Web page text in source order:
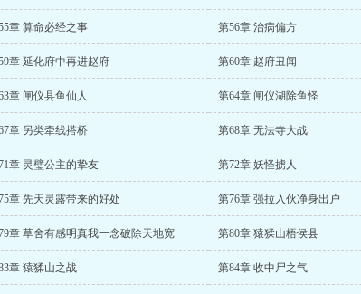
章 算命必经之事 第56章 治病偏方
章 延化府中再进赵府 第60章 赵府丑闻
章 闸仪县鱼仙人 第64章 闸仪湖除鱼怪
章 另类牵线搭桥 第68章 无法寺大战
章 灵璧公主的挚友 第72章 妖怪掳人
章 先天灵露带来的好处 第76章 强拉入伙净身出户
章 草舍有感明真我一念破除天地宽 第80章 猿猱山梧侯县
章 猿猱山之战 第84章 收中尸之气